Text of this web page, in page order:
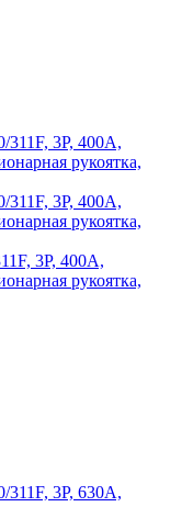
3P, 400А,
рукоятка,